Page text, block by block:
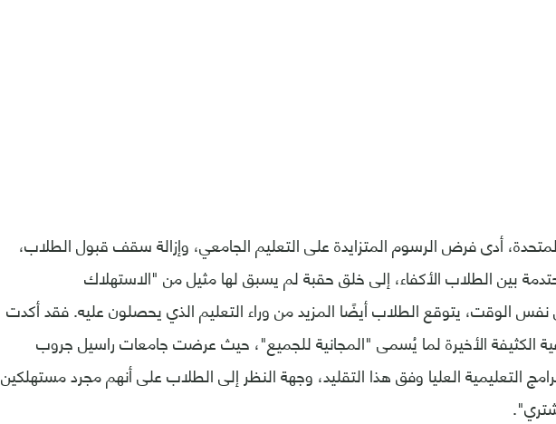
أدى فرض الرسوم المتزايدة على التعليم الجامعي، وإزالة سقف قبول الطلاب،
بين الطلاب الأكفاء، إلى خلق حقبة لم يسبق لها مثيل من "الاستهلاك
الوقت، يتوقع الطلاب أيضًا المزيد من وراء التعليم الذي يحصلون عليه. فقد أكدت
الكثيفة الأخيرة لما يُسمى "المجانية للجميع"، حيث عرضت جامعات راسيل جروب
التعليمية العليا وفق هذا التقليد، وجهة النظر إلى الطلاب على أنهم مجرد مستهلكين